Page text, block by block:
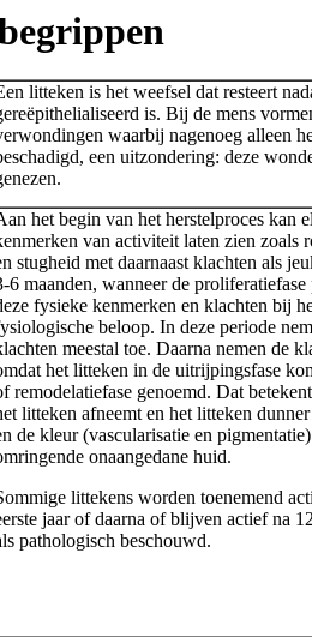
litteken is het weefsel dat resteert
is. Bij de mens
waarbij nagenoeg alleen
een uitzondering: deze
het begin van het herstelproces kan
van activiteit laten zien zoals
stugheid met daarnaast klachten als
6 maanden, wanneer de
fysieke kenmerken en klachten bij
beloop. In deze periode
meestal toe. Daarna nemen de
het litteken in de uitrijpingsfase
remodelatiefase genoemd. Dat
litteken afneemt en het litteken
de kleur (vascularisatie en
onaangedane huid.
littekens worden toenemend
jaar of daarna of blijven actief na
pathologisch beschouwd.